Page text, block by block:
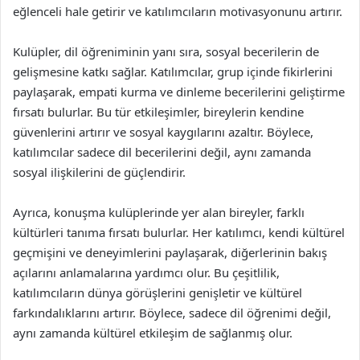
eğlenceli hale getirir ve katılımcıların motivasyonunu artırır.
Kulüpler, dil öğreniminin yanı sıra, sosyal becerilerin de
gelişmesine katkı sağlar. Katılımcılar, grup içinde fikirlerini
paylaşarak, empati kurma ve dinleme becerilerini geliştirme
fırsatı bulurlar. Bu tür etkileşimler, bireylerin kendine
güvenlerini artırır ve sosyal kaygılarını azaltır. Böylece,
katılımcılar sadece dil becerilerini değil, aynı zamanda
sosyal ilişkilerini de güçlendirir.
Ayrıca, konuşma kulüplerinde yer alan bireyler, farklı
kültürleri tanıma fırsatı bulurlar. Her katılımcı, kendi kültürel
geçmişini ve deneyimlerini paylaşarak, diğerlerinin bakış
açılarını anlamalarına yardımcı olur. Bu çeşitlilik,
katılımcıların dünya görüşlerini genişletir ve kültürel
farkındalıklarını artırır. Böylece, sadece dil öğrenimi değil,
aynı zamanda kültürel etkileşim de sağlanmış olur.